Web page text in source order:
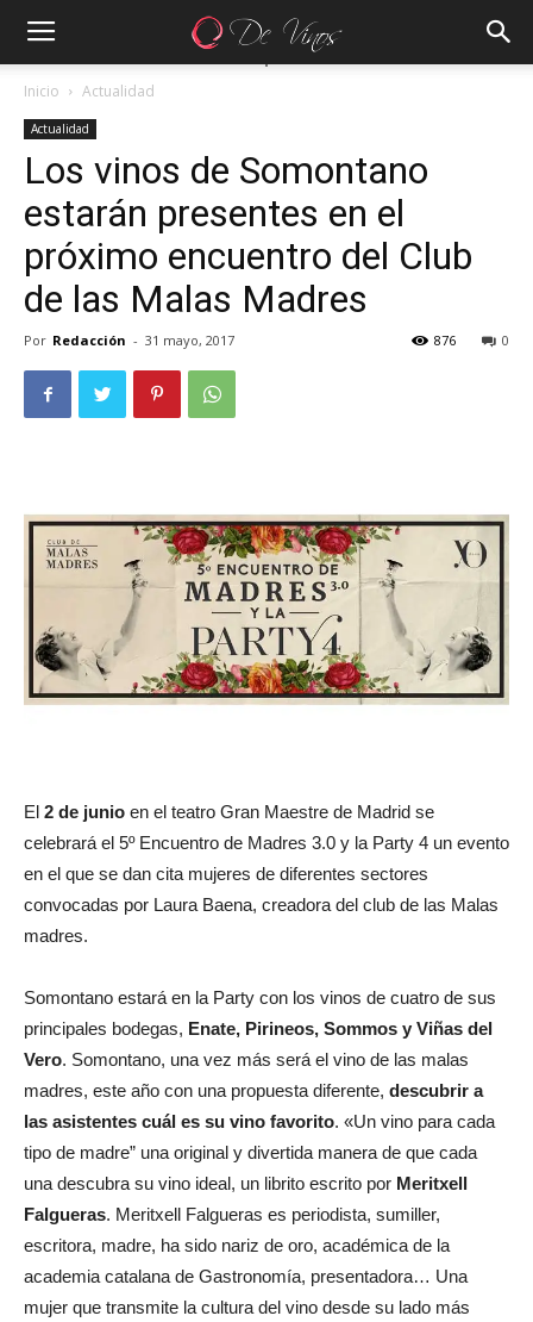
Inicio Actualidad
Actualidad
Los vinos de Somontano
estarán presentes en el
próximo encuentro del Club
de las Malas Madres
Por Redacción - 31 mayo, 2017 0
876
El 2 de junio en el teatro Gran Maestre de Madrid se
celebrará el 5º Encuentro de Madres 3.0 y la Party 4 un evento
en el que se dan cita mujeres de diferentes sectores
convocadas por Laura Baena, creadora del club de las Malas
madres.
Somontano estará en la Party con los vinos de cuatro de sus
principales bodegas, Enate, Pirineos, Sommos y Viñas del
Vero. Somontano, una vez más será el vino de las malas
madres, este año con una propuesta diferente, descubrir a
las asistentes cuál es su vino favorito. «Un vino para cada
tipo de madre” una original y divertida manera de que cada
una descubra su vino ideal, un librito escrito por Meritxell
Falgueras. Meritxell Falgueras es periodista, sumiller,
escritora, madre, ha sido nariz de oro, académica de la
academia catalana de Gastronomía, presentadora… Una
mujer que transmite la cultura del vino desde su lado más